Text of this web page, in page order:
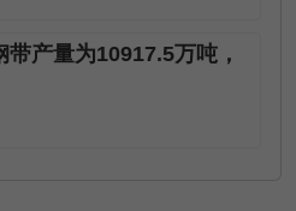
产量为10917.5万吨，